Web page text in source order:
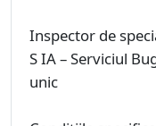
Inspector de
S IA – Serviciul
unic